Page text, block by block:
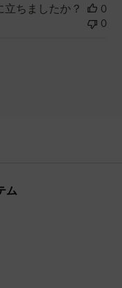
ちましたか？
0
0
ム